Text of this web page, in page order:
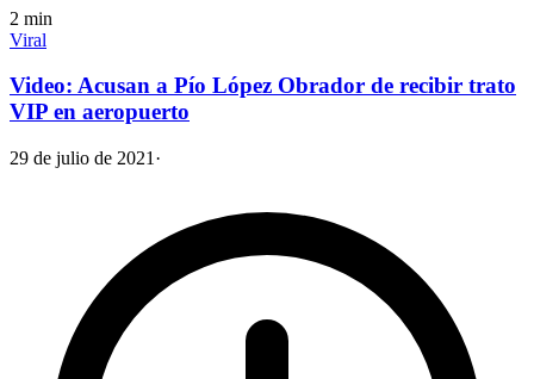
2 min
Viral
Video: Acusan a Pío López Obrador de recibir trato
VIP en aeropuerto
29 de julio de 2021 ·